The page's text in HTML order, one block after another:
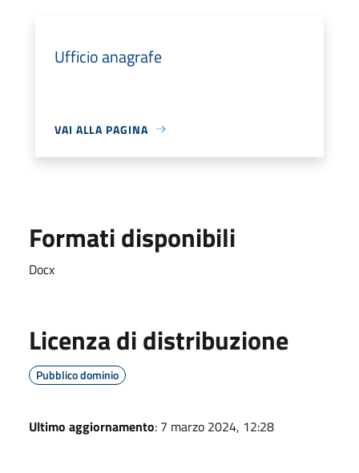
Ufficio anagrafe
VAI ALLA PAGINA
Formati disponibili
Docx
Licenza di distribuzione
Pubblico dominio
Ultimo aggiornamento: 7 marzo 2024, 12:28